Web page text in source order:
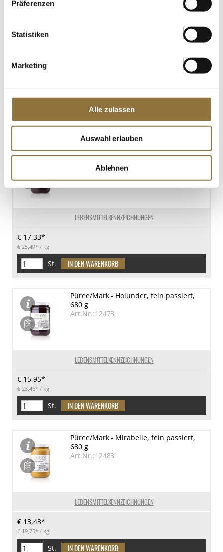
Präferenzen
Statistiken
Marketing
Alle zulassen
Auswahl erlauben
Ablehnen
Püree/Mark - Cranberry, fein passiert,
St.
LEBENSMITTELKENNZEICHNUNGEN
Püree/Mark - Heidelbeere (Blaubeere),
Art.Nr.:48826
€ 17,33*
€ 25,49* / kg
St.
LEBENSMITTELKENNZEICHNUNGEN
Püree/Mark - Holunder, fein passiert,
680 g
Art.Nr.:12473
€ 15,95*
€ 23,46* / kg
St.
LEBENSMITTELKENNZEICHNUNGEN
Püree/Mark - Mirabelle, fein passiert,
680 g
Art.Nr.:12483
€ 13,43*
€ 19,75* / kg
St.